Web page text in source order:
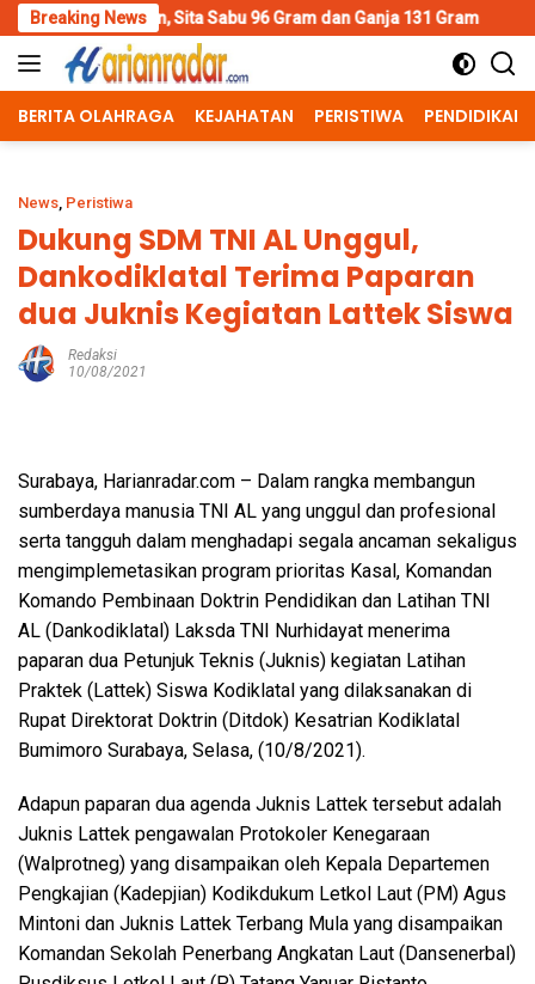
Skip
to
content
Breaking News
Sabu 96 Gram dan Ganja 131 Gram Wujud Polisi
BERITA OLAHRAGA KEJAHATAN PERISTIWA PENDIDIKAN
News, Peristiwa
Dukung SDM TNI AL Unggul,
Dankodiklatal Terima Paparan
dua Juknis Kegiatan Lattek Siswa
Redaksi
10/08/2021
Surabaya, Harianradar.com – Dalam rangka membangun
sumberdaya manusia TNI AL yang unggul dan profesional
serta tangguh dalam menghadapi segala ancaman sekaligus
mengimplemetasikan program prioritas Kasal, Komandan
Komando Pembinaan Doktrin Pendidikan dan Latihan TNI
AL (Dankodiklatal) Laksda TNI Nurhidayat menerima
paparan dua Petunjuk Teknis (Juknis) kegiatan Latihan
Praktek (Lattek) Siswa Kodiklatal yang dilaksanakan di
Rupat Direktorat Doktrin (Ditdok) Kesatrian Kodiklatal
Bumimoro Surabaya, Selasa, (10/8/2021).
Adapun paparan dua agenda Juknis Lattek tersebut adalah
Juknis Lattek pengawalan Protokoler Kenegaraan
(Walprotneg) yang disampaikan oleh Kepala Departemen
Pengkajian (Kadepjian) Kodikdukum Letkol Laut (PM) Agus
Mintoni dan Juknis Lattek Terbang Mula yang disampaikan
Komandan Sekolah Penerbang Angkatan Laut (Dansenerbal)